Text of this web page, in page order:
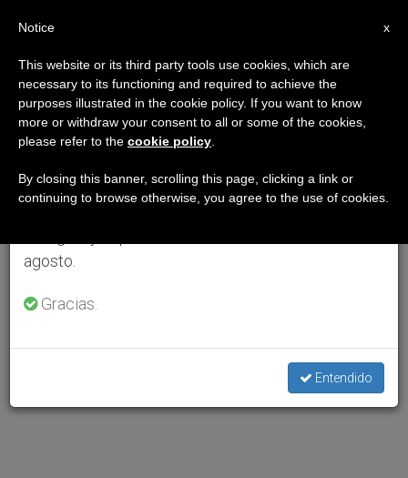
×
Aviso importante
Del 27 de julio al 7 de agosto haremos la pausa
anual, aprovechando que en el periodo de verano
se generan menos informaciones y también el
agosto.
Gracias.
Entendido
x
Notice
This website or its third party tools use cookies, which are
necessary to its functioning and required to achieve the
purposes illustrated in the cookie policy. If you want to know
more or withdraw your consent to all or some of the cookies,
please refer to the cookie policy
By closing this banner, scrolling this page, clicking a link or
continuing to browse otherwise, you agree to the use of cookies.